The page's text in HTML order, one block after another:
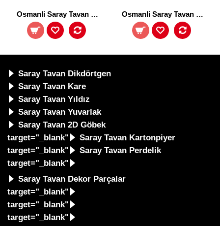
Osmanli Saray Tavan 13-4-T Osmanli Saray Tavan 13-1-T
Saray Tavan Dikdörtgen
Saray Tavan Kare
Saray Tavan Yıldız
Saray Tavan Yuvarlak
Saray Tavan 2D Göbek
target="_blank"
Saray Tavan Kartonpiyer
target="_blank"
Saray Tavan Perdelik
target="_blank"
Saray Tavan Dekor Parçalar
target="_blank"
target="_blank"
target="_blank"